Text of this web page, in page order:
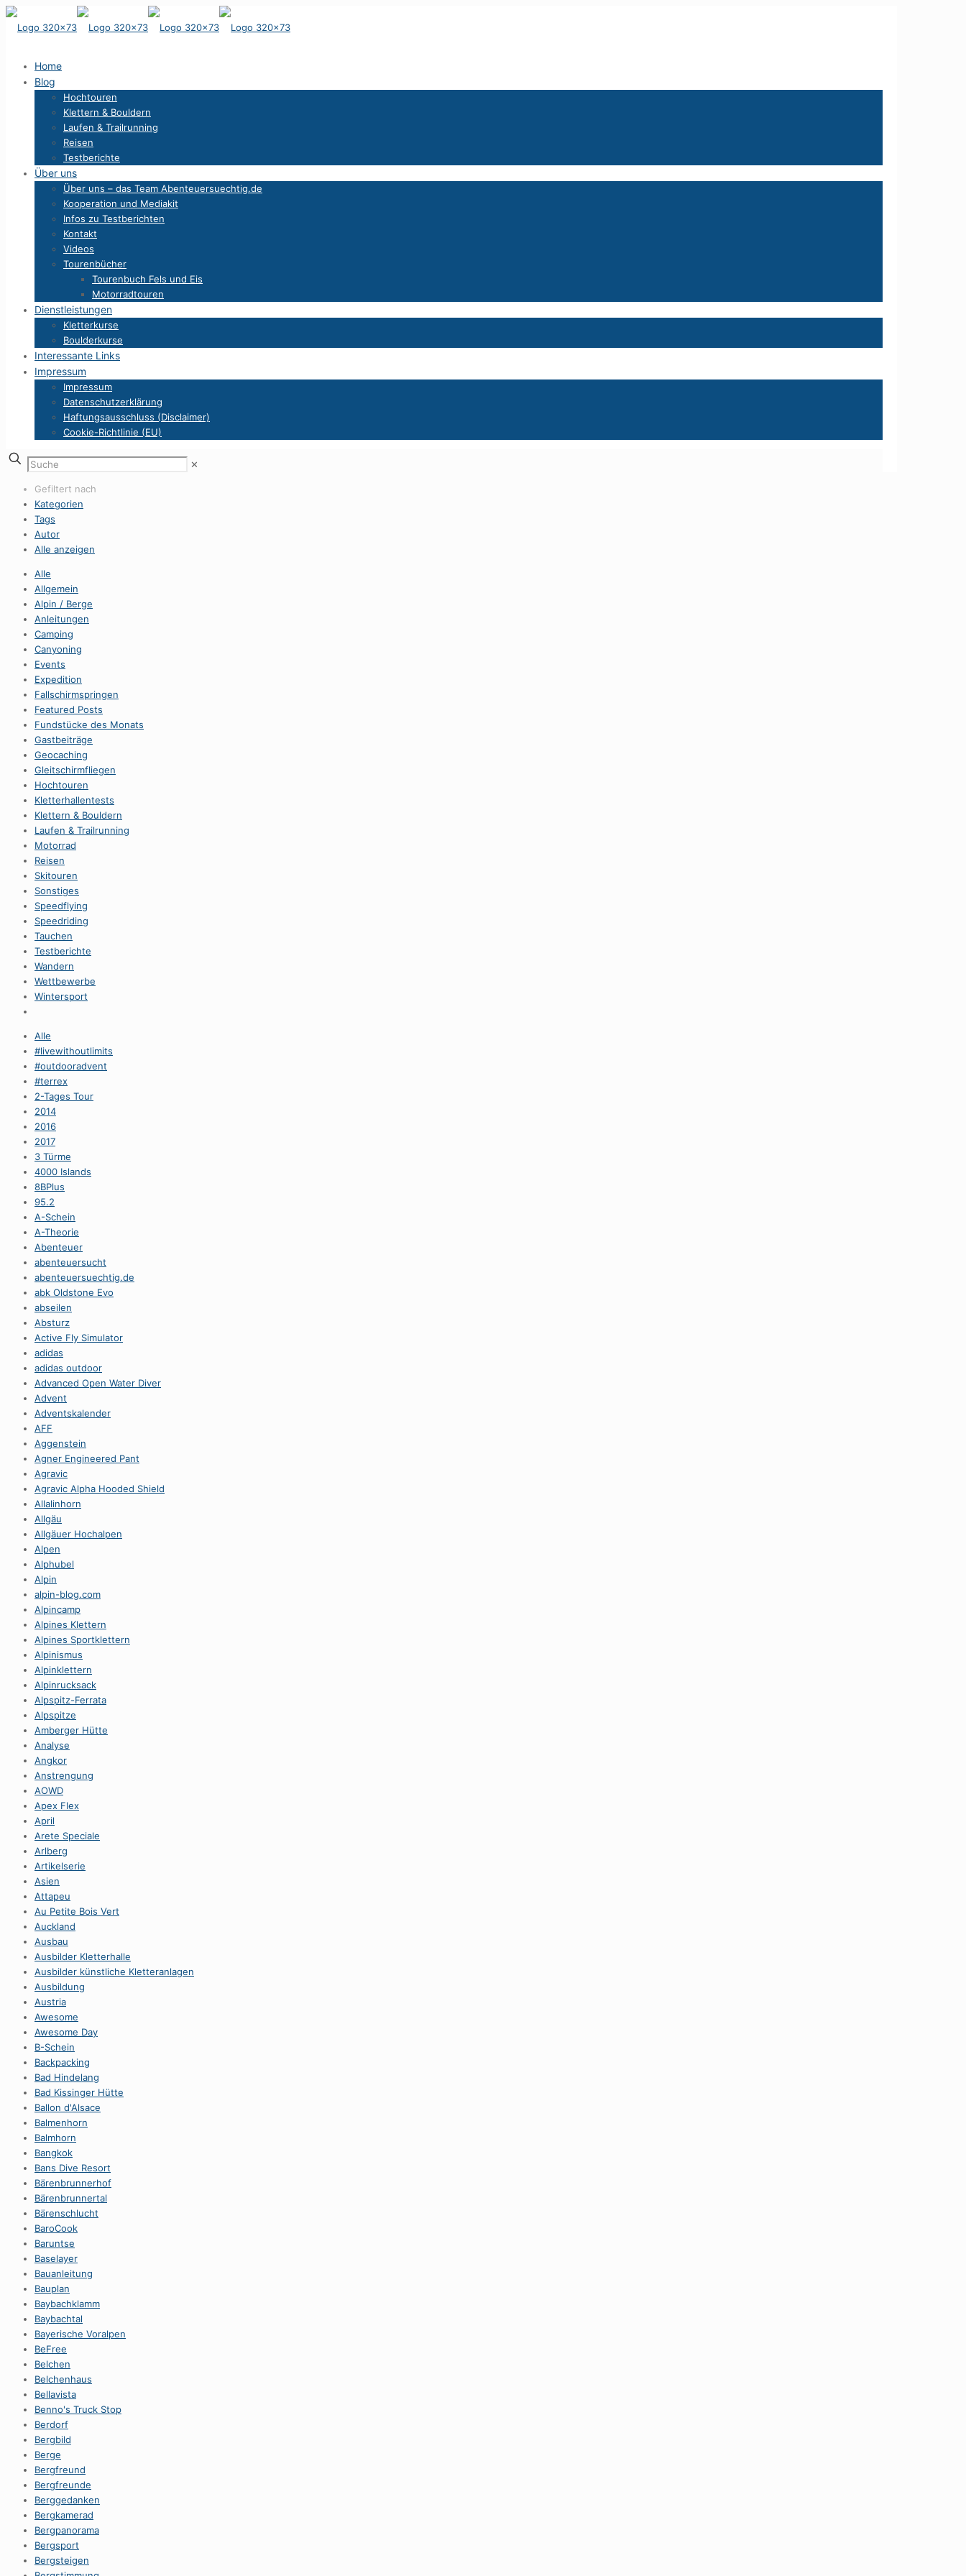
Home
Blog
Hochtouren
Klettern & Bouldern
Laufen & Trailrunning
Reisen
Testberichte
Über uns
Über uns – das Team Abenteuersuechtig.de
Kooperation und Mediakit
Infos zu Testberichten
Kontakt
Videos
Tourenbücher
Tourenbuch Fels und Eis
Motorradtouren
Dienstleistungen
Kletterkurse
Boulderkurse
Interessante Links
Impressum
Impressum
Datenschutzerklärung
Haftungsausschluss (Disclaimer)
Cookie-Richtlinie (EU)
✕
Gefiltert nach
Kategorien
Tags
Autor
Alle anzeigen
Alle
Allgemein
Alpin / Berge
Anleitungen
Camping
Canyoning
Events
Expedition
Fallschirmspringen
Featured Posts
Fundstücke des Monats
Gastbeiträge
Geocaching
Gleitschirmfliegen
Hochtouren
Kletterhallentests
Klettern & Bouldern
Laufen & Trailrunning
Motorrad
Reisen
Skitouren
Sonstiges
Speedflying
Speedriding
Tauchen
Testberichte
Wandern
Wettbewerbe
Wintersport
Alle
#livewithoutlimits
#outdooradvent
#terrex
2-Tages Tour
2014
2016
2017
3 Türme
4000 Islands
8BPlus
95.2
A-Schein
A-Theorie
Abenteuer
abenteuersucht
abenteuersuechtig.de
abk Oldstone Evo
abseilen
Absturz
Active Fly Simulator
adidas
adidas outdoor
Advanced Open Water Diver
Advent
Adventskalender
AFF
Aggenstein
Agner Engineered Pant
Agravic
Agravic Alpha Hooded Shield
Allalinhorn
Allgäu
Allgäuer Hochalpen
Alpen
Alphubel
Alpin
alpin-blog.com
Alpincamp
Alpines Klettern
Alpines Sportklettern
Alpinismus
Alpinklettern
Alpinrucksack
Alpspitz-Ferrata
Alpspitze
Amberger Hütte
Analyse
Angkor
Anstrengung
AOWD
Apex Flex
April
Arete Speciale
Arlberg
Artikelserie
Asien
Attapeu
Au Petite Bois Vert
Auckland
Ausbau
Ausbilder Kletterhalle
Ausbilder künstliche Kletteranlagen
Ausbildung
Austria
Awesome
Awesome Day
B-Schein
Backpacking
Bad Hindelang
Bad Kissinger Hütte
Ballon d'Alsace
Balmenhorn
Balmhorn
Bangkok
Bans Dive Resort
Bärenbrunnerhof
Bärenbrunnertal
Bärenschlucht
BaroCook
Baruntse
Baselayer
Bauanleitung
Bauplan
Baybachklamm
Baybachtal
Bayerische Voralpen
BeFree
Belchen
Belchenhaus
Bellavista
Benno's Truck Stop
Berdorf
Bergbild
Berge
Bergfreund
Bergfreunde
Berggedanken
Bergkamerad
Bergpanorama
Bergsport
Bergsteigen